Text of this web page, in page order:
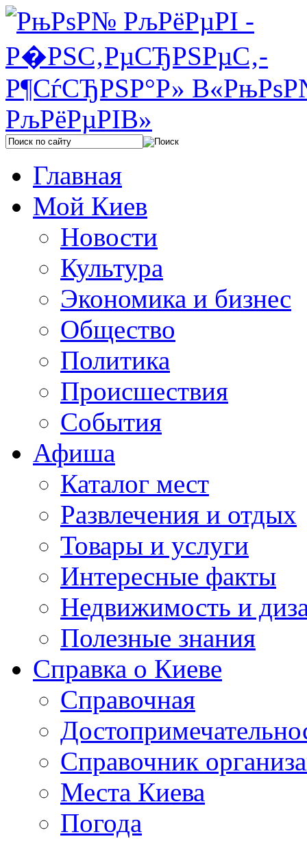
Главная
Мой Киев
Новости
Культура
Экономика и бизнес
Общество
Политика
Происшествия
События
Афиша
Каталог мест
Развлечения и отдых
Товары и услуги
Интересные факты
Недвижимость и
Полезные знания
Справка о Киеве
Справочная
Справочник
Места Киева
Погода